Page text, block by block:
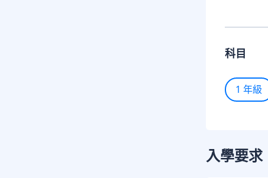
科目
1 年級
入學要求